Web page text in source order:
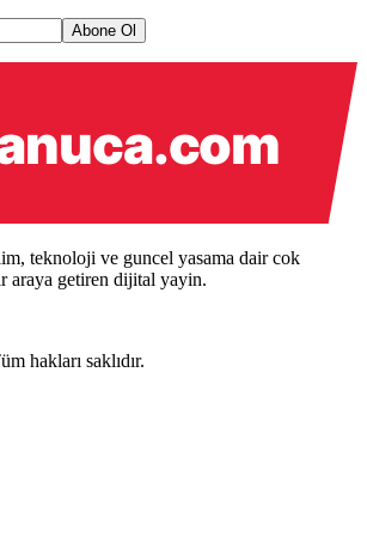
Abone Ol
teknoloji ve guncel yasama dair cok
araya getiren dijital yayin.
hakları saklıdır.